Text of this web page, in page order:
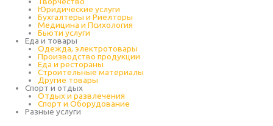
Юридические услуги
Бухгалтеры и Риелторы
Медицина и Психология
Бьюти услуги
Еда и товары
Одежда, электротовары
Производство продукции
Еда и рестораны
Строительные материалы
Другие товары
Спорт и отдых
Отдых и развлечения
Спорт и Оборудование
Разные услуги